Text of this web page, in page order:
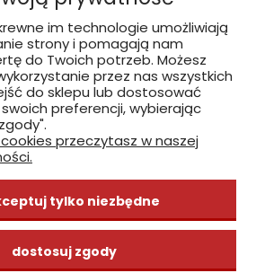
zobacz, jak dojechać
INFORMACJE
ZAKUPY
CENTRUM WIEDZY
im technologie umożliwiają
strony i pomagają nam
do Twoich potrzeb. Możesz
przez nas wszystkich
do sklepu lub dostosować
preferencji, wybierając
przeczytasz w naszej
tylko niezbędne
dostosuj zgody